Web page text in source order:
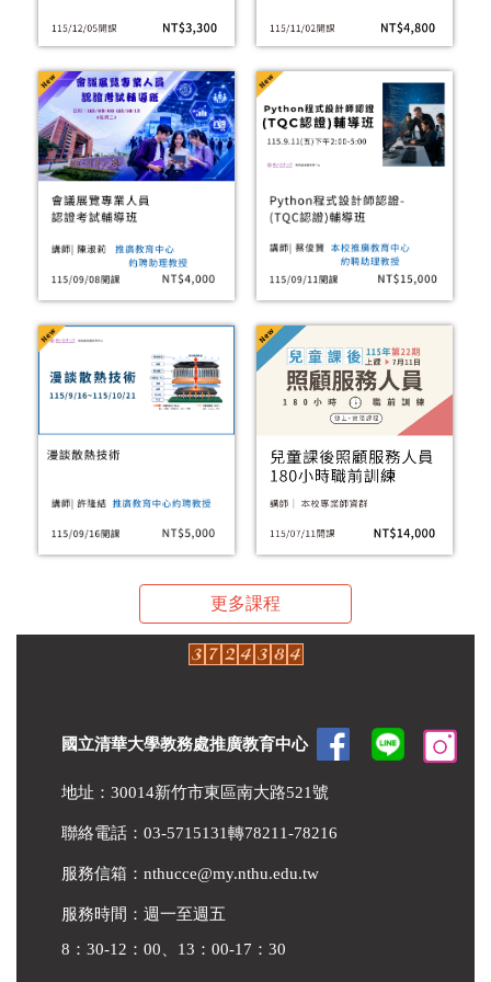
更多課程
國立清華大學教務處推廣教育中心
地址：30014新竹市東區南大路521號
聯絡電話：03-5715131轉78211-78216
服務信箱： nthucce@my.nthu.edu.tw
服務時間：週一至週五
8：30-12：00、13：00-17：30